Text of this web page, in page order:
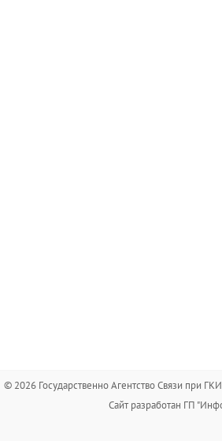
© 2026 Государственно Агентство Связи при
Сайт разработан ГП